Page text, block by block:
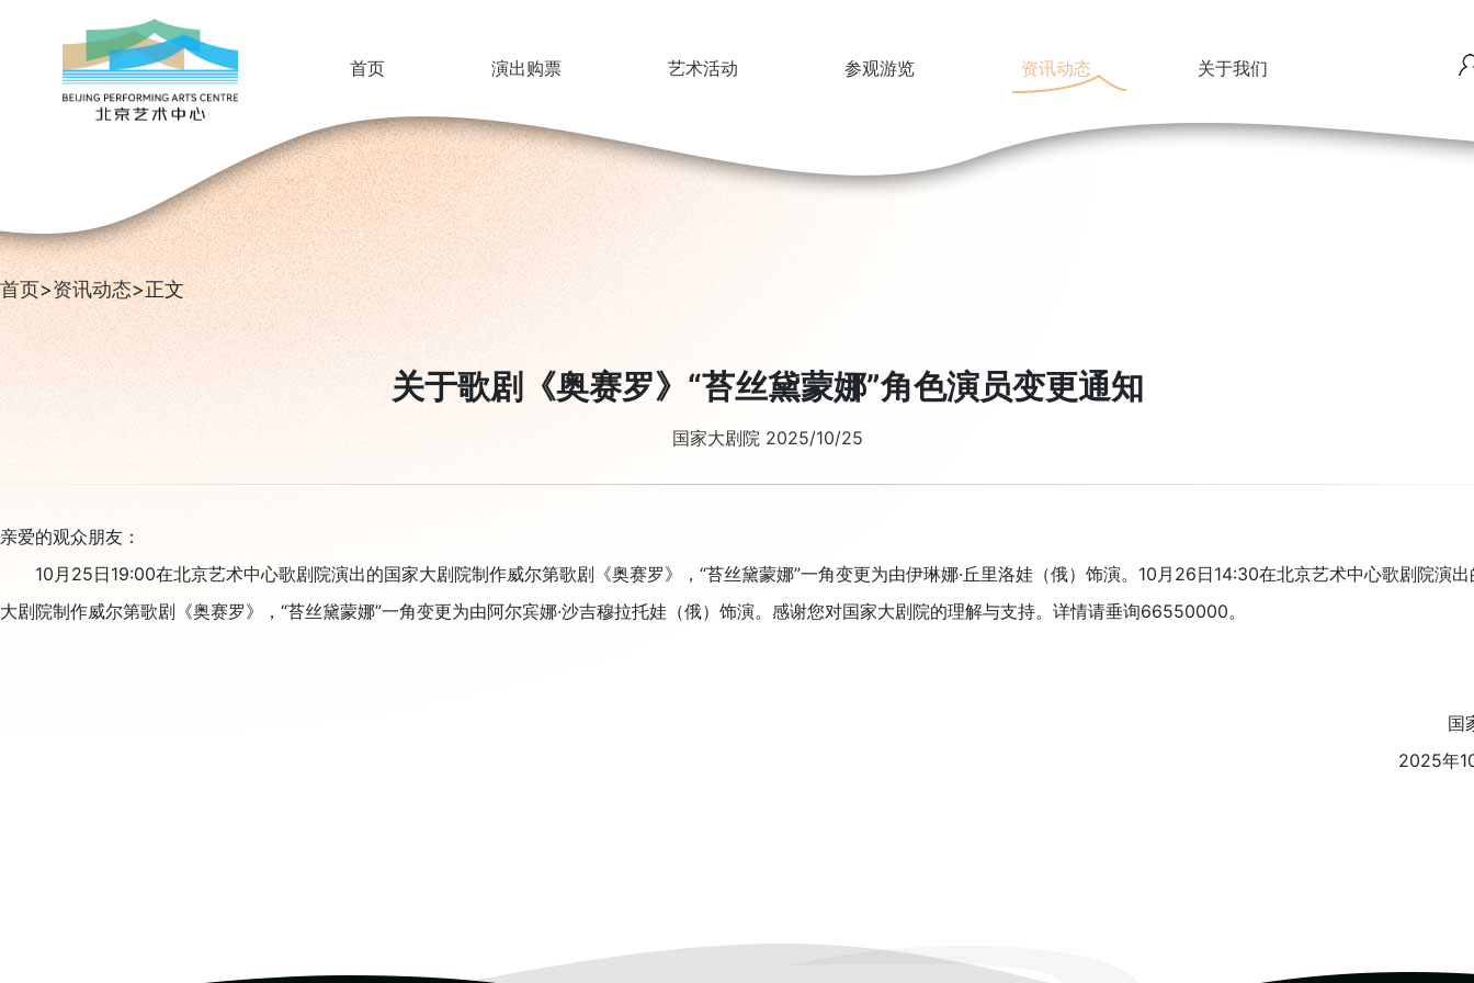
首页 演出购票 艺术活动 参观游览 资讯动态 关于我们
首页>资讯动态>正文
关于歌剧《奥赛罗》“苔丝黛蒙娜”角色演员变更通知
国家大剧院 2025/10/25
亲爱的观众朋友：
10月25日19:00在北京艺术中心歌剧院演出的国家大剧院制作威尔第歌剧《奥赛罗》，“苔丝黛蒙娜”一角变更为由伊琳娜·丘里洛娃（俄）饰演。10月26日14:30在北京艺术中心歌剧院演
大剧院制作威尔第歌剧《奥赛罗》，“苔丝黛蒙娜”一角变更为由阿尔宾娜·沙吉穆拉托娃（俄）饰演。感谢您对国家大剧院的理解与支持。详情请垂询66550000。
国
2025年